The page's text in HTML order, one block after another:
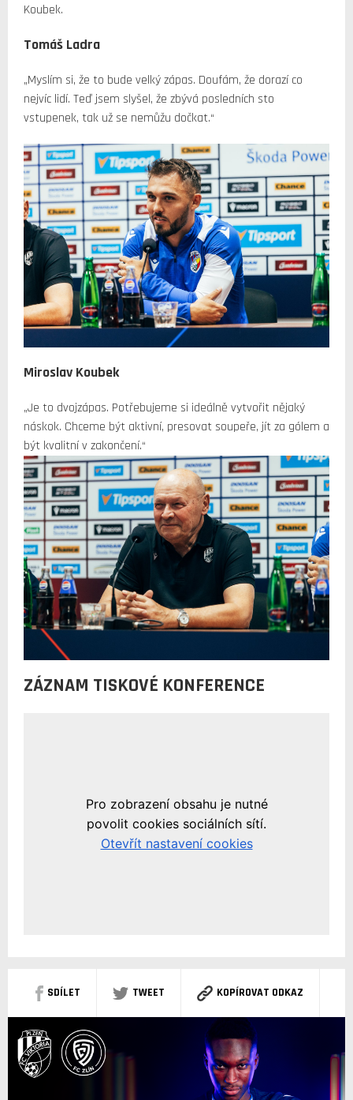
Koubek.
Tomáš Ladra
„Myslím si, že to bude velký zápas. Doufám, že dorazí co
nejvíc lidí. Teď jsem slyšel, že zbývá posledních sto
vstupenek, tak už se nemůžu dočkat.“
Miroslav Koubek
„Je to dvojzápas. Potřebujeme si ideálně vytvořit nějaký
náskok. Chceme být aktivní, presovat soupeře, jít za gólem a
být kvalitní v zakončení.“
ZÁZNAM TISKOVÉ KONFERENCE
SDÍLET TWEET KOPÍROVAT ODKAZ